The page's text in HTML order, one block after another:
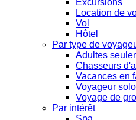
Excursions
Location de
Vol
Hôtel
Par type de
Adultes
Chasseurs
Vacances en
Voyageur solo
Voyage de
Par intérêt